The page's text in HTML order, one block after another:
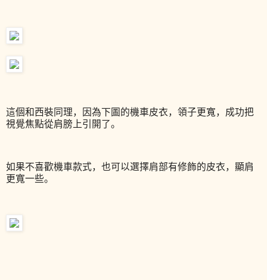
這個和西裝同理，因為下圖的機車皮衣，領子更寬，成功把
視覺焦點從肩膀上引開了。
如果不喜歡機車款式，也可以選擇肩部有修飾的皮衣，顯肩
更寬一些。